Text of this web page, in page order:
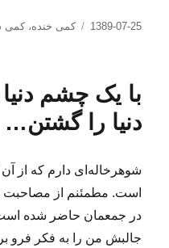
ارسال
1389-07-25 دسته‌ها
کمی خنده،کمی
با یک چشم دنیا
دنیا را گشتن…
شوهرخاله‌ای دارم که از
است. مطمئنم از مصاحبت
در جمعمان حاضر شده
جالبش من را به فکر فرو